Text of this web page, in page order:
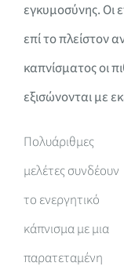
εγκυμοσύνης. Οι
επί το πλείστον
καπνίσματος οι
εξισώνονται με
Πολυάριθμες
μελέτες συνδέουν
το ενεργητικό
κάπνισμα με μια
παρατεταμένη